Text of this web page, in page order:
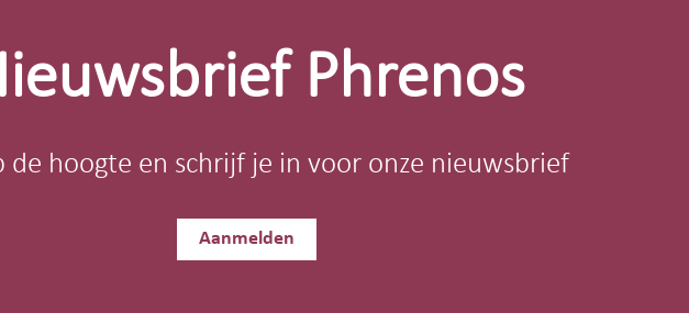
Phrenos
de hoogte en schrijf je in voor onze nieuwsbrief
Aanmelden